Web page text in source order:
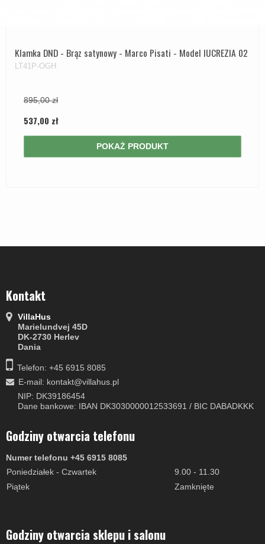
Klamka DND - Brąz satynowy - Marco Pisati - Model lUCREZIA 02
LT41P-OGH
895,00 zł
537,00 zł
POKAŻ PRODUKT
Kontakt
VillaHus
Marielundvej 45D
DK-2730 Herlev
Dania
Telefon: +45 6915 8085
E-mail: kontakt@villahus.pl
NIP: DK39186454
Dane bankowe: IBAN DK3030000012533691 / BIC DABADKKK
Godziny otwarcia telefonu
Numer telefonu +45 6915 8085
Poniedziałek - Czwartek
9.00 - 11.30
Piątek
Zamknięte
Godziny otwarcia sklepu i salonu